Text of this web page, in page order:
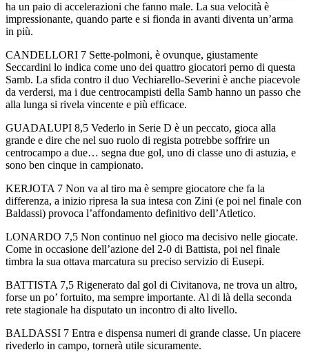
ha un paio di accelerazioni che fanno male. La sua velocità è
impressionante, quando parte e si fionda in avanti diventa un’arma
in più.
CANDELLORI 7 Sette-polmoni, è ovunque, giustamente
Seccardini lo indica come uno dei quattro giocatori perno di questa
Samb. La sfida contro il duo Vechiarello-Severini è anche piacevole
da verdersi, ma i due centrocampisti della Samb hanno un passo che
alla lunga si rivela vincente e più efficace.
GUADALUPI 8,5 Vederlo in Serie D è un peccato, gioca alla
grande e dire che nel suo ruolo di regista potrebbe soffrire un
centrocampo a due… segna due gol, uno di classe uno di astuzia, e
sono ben cinque in campionato.
KERJOTA 7 Non va al tiro ma è sempre giocatore che fa la
differenza, a inizio ripresa la sua intesa con Zini (e poi nel finale con
Baldassi) provoca l’affondamento definitivo dell’Atletico.
LONARDO 7,5 Non continuo nel gioco ma decisivo nelle giocate.
Come in occasione dell’azione del 2-0 di Battista, poi nel finale
timbra la sua ottava marcatura su preciso servizio di Eusepi.
BATTISTA 7,5 Rigenerato dal gol di Civitanova, ne trova un altro,
forse un po’ fortuito, ma sempre importante. Al di là della seconda
rete stagionale ha disputato un incontro di alto livello.
BALDASSI 7 Entra e dispensa numeri di grande classe. Un piacere
rivederlo in campo, tornerà utile sicuramente.